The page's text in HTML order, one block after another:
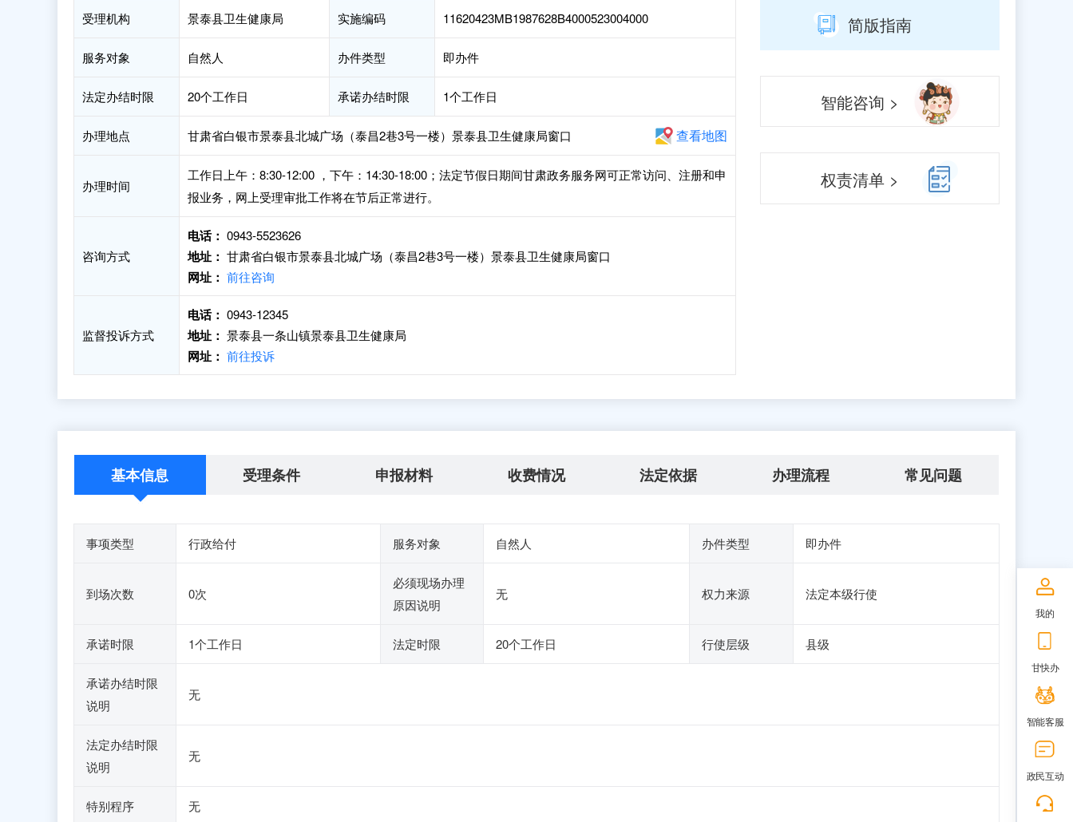
受理机构 景泰县卫生健康局 实施编码 11620423MB1987628B4000523004000
服务对象 自然人 办件类型 即办件
法定办结时限 20个工作日 承诺办结时限 1个工作日
办理地点 甘肃省白银市景泰县北城广场（泰昌2巷3号一楼）景泰县卫生健康局窗口 查看地图
办理时间
工作日上午：8:30-12:00 ，下午：14:30-18:00；法定节假日期间甘肃政务服务网可正常访问、注册和申
报业务，网上受理审批工作将在节后正常进行。
咨询方式
电话： 0943-5523626
地址： 甘肃省白银市景泰县北城广场（泰昌2巷3号一楼）景泰县卫生健康局窗口
网址： 前往咨询
监督投诉方式
电话： 0943-12345
地址： 景泰县一条山镇景泰县卫生健康局
网址： 前往投诉
简版指南
智能咨询 >
权责清单 >
基本信息 受理条件 申报材料 收费情况 法定依据 办理流程 常见问题
事项类型 行政给付 服务对象 自然人 办件类型 即办件
到场次数 0次
必须现场办理
原因说明
无 权力来源 法定本级行使
承诺时限 1个工作日 法定时限 20个工作日 行使层级 县级
承诺办结时限
说明
无
法定办结时限
说明
无
特别程序 无
我的
甘快办
智能客服
政民互动